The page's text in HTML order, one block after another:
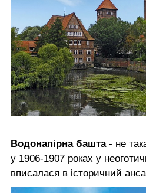
Водонапірна башта- не
у 1906-1907 роках у
вписалася в історичний